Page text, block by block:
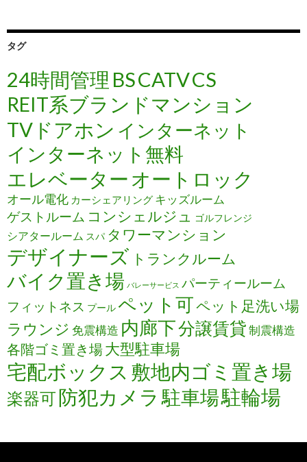
タグ
24時間管理 BSCATVCS
REIT系ブランドマンション
TVドアホン インターネット
インターネット無料
エレベーター オートロック
オール電化 カーシェアリング キッズルーム
ゲストルーム コンシェルジュ ゴルフレンジ
シアタールーム スパ タワーマンション
デザイナーズ トランクルーム
バイク置き場 バレーサービス パーティールーム
フィットネス プールペット可ペット足洗い場
ラウンジ 免震構造 内廊下分譲賃貸制震構造
各階ゴミ置き場大型駐車場
宅配ボックス 敷地内ゴミ置き場
楽器可防犯カメラ 駐車場駐輪場